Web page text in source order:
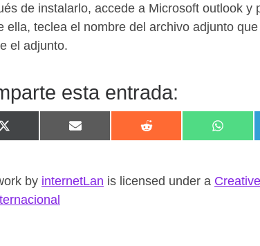
de instalarlo, accede a Microsoft outlook
ella, teclea el nombre del archivo adjunto
el adjunto.
esta entrada:
Compartir en X (Twitter)
Compartir en EmailCompartir en Reddit
by internetLan is licensed under a